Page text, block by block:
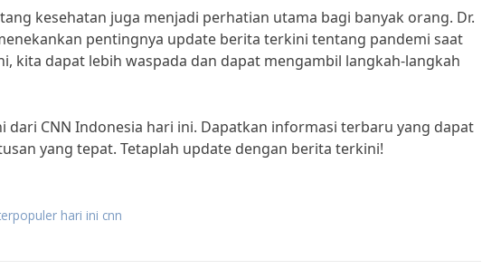
kesehatan juga menjadi perhatian utama bagi banyak orang. Dr.
pentingnya update berita terkini tentang pandemi saat
kita dapat lebih waspada dan dapat mengambil langkah-langkah
dari CNN Indonesia hari ini. Dapatkan informasi terbaru yang dapat
yang tepat. Tetaplah update dengan berita terkini!
hari ini cnn